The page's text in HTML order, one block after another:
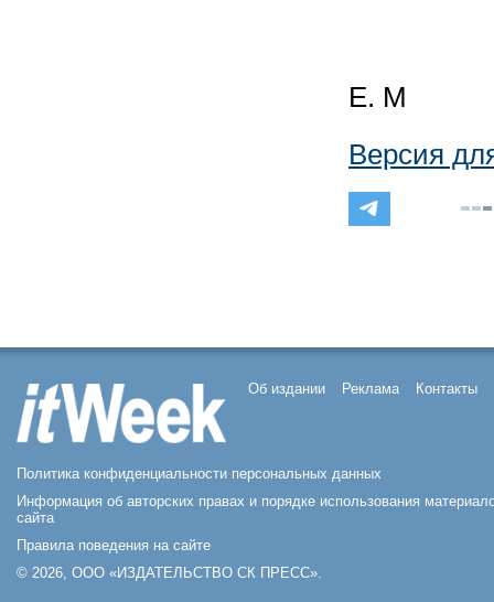
Е. М
Версия
Об издании Реклама Контакты
Политика конфиденциальности персональных данных
Информация об авторских правах и порядке использования
сайта
Правила поведения на сайте
© 2026, ООО «ИЗДАТЕЛЬСТВО СК ПРЕСС».